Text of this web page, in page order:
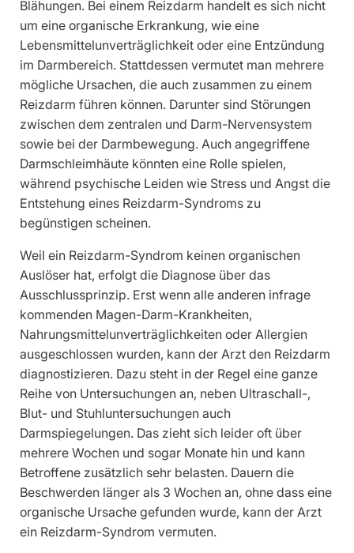
Blähungen. Bei einem Reizdarm handelt es sich nicht
um eine organische Erkrankung, wie eine
Lebensmittelunverträglichkeit oder eine Entzündung
im Darmbereich. Stattdessen vermutet man mehrere
mögliche Ursachen, die auch zusammen zu einem
Reizdarm führen können. Darunter sind Störungen
zwischen dem zentralen und Darm-Nervensystem
sowie bei der Darmbewegung. Auch angegriffene
Darmschleimhäute könnten eine Rolle spielen,
während psychische Leiden wie Stress und Angst die
Entstehung eines Reizdarm-Syndroms zu
begünstigen scheinen.
Weil ein Reizdarm-Syndrom keinen organischen
Auslöser hat, erfolgt die Diagnose über das
Ausschlussprinzip. Erst wenn alle anderen infrage
kommenden Magen-Darm-Krankheiten,
Nahrungsmittelunverträglichkeiten oder Allergien
ausgeschlossen wurden, kann der Arzt den Reizdarm
diagnostizieren. Dazu steht in der Regel eine ganze
Reihe von Untersuchungen an, neben Ultraschall-,
Blut- und Stuhluntersuchungen auch
Darmspiegelungen. Das zieht sich leider oft über
mehrere Wochen und sogar Monate hin und kann
Betroffene zusätzlich sehr belasten. Dauern die
Beschwerden länger als 3 Wochen an, ohne dass eine
organische Ursache gefunden wurde, kann der Arzt
ein Reizdarm-Syndrom vermuten.